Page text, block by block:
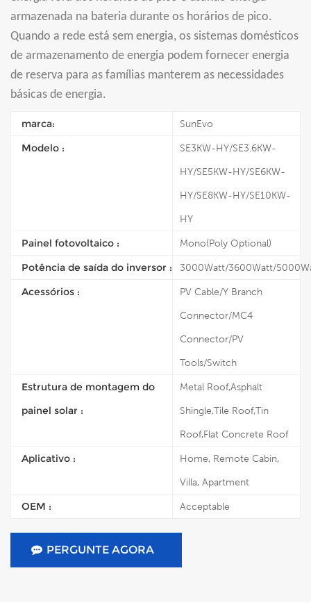
armazenada na bateria durante os horários de pico.
Quando a rede está sem energia, os sistemas domésticos
de armazenamento de energia podem fornecer energia
de reserva para as famílias manterem as necessidades
básicas de energia.
marca: SunEvo
Modelo : SE3KW-HY/SE3.6KW-
HY/SE5KW-HY/SE6KW-
HY/SE8KW-HY/SE10KW-
HY
Painel fotovoltaico : Mono(Poly Optional)
Potência de saída do inversor : 3000Watt/3600Watt/
Acessórios : PV Cable/Y Branch
Connector/MC4
Connector/PV
Tools/Switch
Estrutura de montagem do
painel solar :
Metal Roof,Asphalt
Shingle,Tile Roof,Tin
Roof,Flat Concrete Roof
Aplicativo : Home, Remote Cabin,
Villa, Apartment
OEM : Acceptable
PERGUNTE AGORA